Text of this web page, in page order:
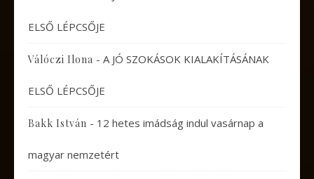
ELSŐ LÉPCSŐJE
Válóczi Ilona - A JÓ SZOKÁSOK KIALAKÍTÁSÁNAK
ELSŐ LÉPCSŐJE
Bakk István - 12 hetes imádság indul vasárnap a
magyar nemzetért